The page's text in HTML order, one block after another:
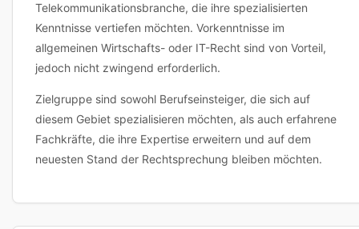
Telekommunikationsbranche, die ihre spezialisierten
Kenntnisse vertiefen möchten. Vorkenntnisse im
allgemeinen Wirtschafts- oder IT-Recht sind von Vorteil,
jedoch nicht zwingend erforderlich.
Zielgruppe sind sowohl Berufseinsteiger, die sich auf
diesem Gebiet spezialisieren möchten, als auch erfahrene
Fachkräfte, die ihre Expertise erweitern und auf dem
neuesten Stand der Rechtsprechung bleiben möchten.